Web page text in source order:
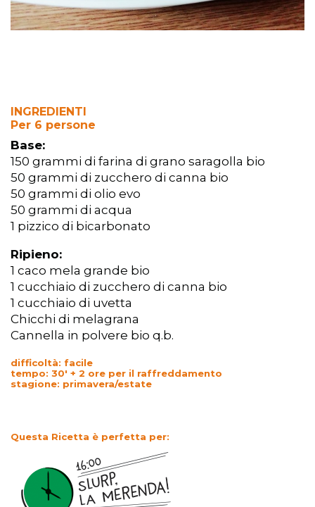
INGREDIENTI
Per 6 persone
Base:
150 grammi di farina di grano saragolla bio
50 grammi di zucchero di canna bio
50 grammi di olio evo
50 grammi di acqua
1 pizzico di bicarbonato
Ripieno:
1 caco mela grande bio
1 cucchiaio di zucchero di canna bio
1 cucchiaio di uvetta
Chicchi di melagrana
Cannella in polvere bio q.b.
difficoltà: facile
tempo: 30′ + 2 ore per il raffreddamento
stagione: primavera/estate
Questa Ricetta è perfetta per: